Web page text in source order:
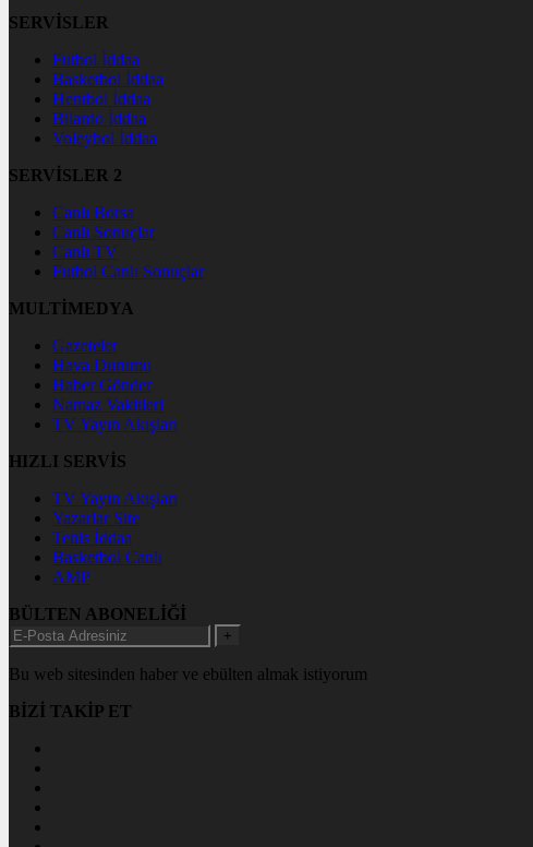
SERVİSLER
Futbol İddaa
Basketbol İddaa
Hentbol İddaa
Bilardo İddaa
Voleybol İddaa
SERVİSLER 2
Canlı Borsa
Canlı Sonuçlar
Canlı TV
Futbol Canlı Sonuçlar
MULTİMEDYA
Gazeteler
Hava Durumu
Haber Gönder
Namaz Vakitleri
TV Yayın Akışları
HIZLI SERVİS
TV Yayın Akışları
Yazarlar Site
Tenis İddaa
Basketbol Canlı
AMP
BÜLTEN ABONELİĞİ
+
Bu web sitesinden haber ve ebülten almak istiyorum
BİZİ TAKİP ET